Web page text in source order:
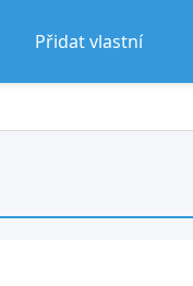
Přidat vlastní